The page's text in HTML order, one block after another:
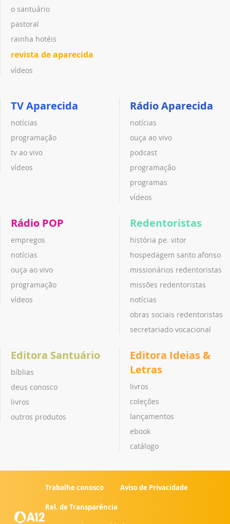
o santuário
pastoral
rainha hotéis
revista de aparecida
vídeos
TV Aparecida
notícias
programação
tv ao vivo
vídeos
Rádio Aparecida
notícias
ouça ao vivo
podcast
programação
programas
vídeos
Rádio POP
empregos
notícias
ouça ao vivo
programação
vídeos
Redentoristas
história pe. vitor
hospedagem santo afonso
missionários redentoristas
missões redentoristas
notícias
obras sociais redentoristas
secretariado vocacional
Editora Santuário
bíblias
deus conosco
livros
outros produtos
Editora Ideias &
Letras
livros
coleções
lançamentos
ebook
catálogo
Trabalhe conosco Aviso de Privacidade
Rel. de Transparência